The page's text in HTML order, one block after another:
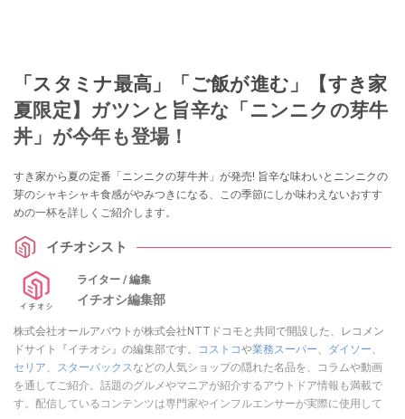
「スタミナ最高」「ご飯が進む」【すき家
夏限定】ガツンと旨辛な「ニンニクの芽牛
丼」が今年も登場！
すき家から夏の定番「ニンニクの芽牛丼」が発売! 旨辛な味わいとニンニクの
芽のシャキシャキ食感がやみつきになる、この季節にしか味わえないおすす
めの一杯を詳しくご紹介します。
イチオシスト
ライター / 編集
イチオシ編集部
株式会社オールアバウトが株式会社NTTドコモと共同で開設した、レコメン
ドサイト『イチオシ』の編集部です。
コストコや業務スーパー、 ダイソー、
セリア、 スターバックスなどの人気ショップの隠れた名品を、コラムや動画
を通してご紹介。話題のグルメやマニアが紹介するアウトドア情報も満載で
す。配信しているコンテンツは専門家やインフルエンサーが実際に使用して